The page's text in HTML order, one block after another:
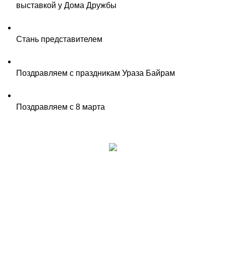
выставкой у Дома Дружбы
Стань представителем
Поздравляем с праздникам Ураза Байрам
Поздравляем с 8 марта